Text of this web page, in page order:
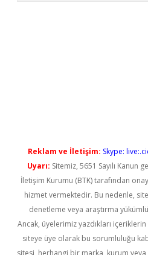
Reklam ve İletişim: Skype:
Uyarı: Sitemiz, 5651 Sayılı Kanun
İletişim Kurumu (BTK) tarafından
hizmet vermektedir. Bu nedenle,
denetleme veya araştırma
Ancak, üyelerimiz yazdıkları
siteye üye olarak bu sorumluluğu
sitesi, herhangi bir marka, kurum veya